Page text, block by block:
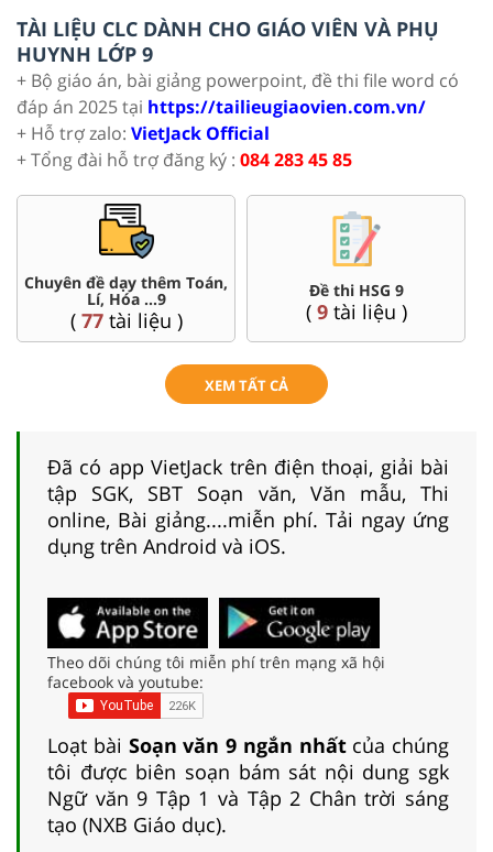
TÀI LIỆU CLC DÀNH CHO GIÁO VIÊN VÀ PHỤ
HUYNH LỚP 9
+ Bộ giáo án, bài giảng powerpoint, đề thi file word có
đáp án 2025 tại https://tailieugiaovien.com.vn/
+ Hỗ trợ zalo: VietJack Official
+ Tổng đài hỗ trợ đăng ký : 084 283 45 85
Chuyên đề dạy thêm Toán,
Lí, Hóa ...9
( 77tài liệu )
Đề thi HSG 9
( 9tài liệu )
XEM TẤT CẢ
Đã có app VietJack trên điện thoại, giải bài
tập SGK, SBT Soạn văn, Văn mẫu, Thi
online, Bài giảng....miễn phí. Tải ngay ứng
dụng trên Android và iOS.
Theo dõi chúng tôi miễn phí trên mạng xã hội
facebook và youtube:
Loạt bài Soạn văn 9 ngắn nhấtcủa chúng
tôi được biên soạn bám sát nội dung sgk
Ngữ văn 9 Tập 1 và Tập 2 Chân trời sáng
tạo (NXB Giáo dục).